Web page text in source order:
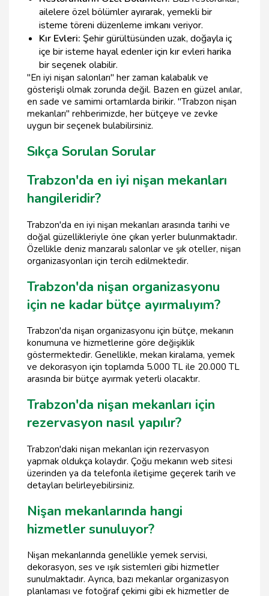
ailelere özel bölümler ayırarak, yemekli bir
isteme töreni düzenleme imkanı veriyor.
Kır Evleri: Şehir gürültüsünden uzak, doğayla iç
içe bir isteme hayal edenler için kır evleri harika
bir seçenek olabilir.
"En iyi nişan salonları" her zaman kalabalık ve
gösterişli olmak zorunda değil. Bazen en güzel anılar,
en sade ve samimi ortamlarda birikir. "Trabzon nişan
mekanları" rehberimizde, her bütçeye ve zevke
uygun bir seçenek bulabilirsiniz.
Sıkça Sorulan Sorular
Trabzon'da en iyi nişan mekanları
hangileridir?
Trabzon'da en iyi nişan mekanları arasında tarihi ve
doğal güzellikleriyle öne çıkan yerler bulunmaktadır.
Özellikle deniz manzaralı salonlar ve şık oteller, nişan
organizasyonları için tercih edilmektedir.
Trabzon'da nişan organizasyonu
için ne kadar bütçe ayırmalıyım?
Trabzon'da nişan organizasyonu için bütçe, mekanın
konumuna ve hizmetlerine göre değişiklik
göstermektedir. Genellikle, mekan kiralama, yemek
ve dekorasyon için toplamda 5.000 TL ile 20.000 TL
arasında bir bütçe ayırmak yeterli olacaktır.
Trabzon'da nişan mekanları için
rezervasyon nasıl yapılır?
Trabzon'daki nişan mekanları için rezervasyon
yapmak oldukça kolaydır. Çoğu mekanın web sitesi
üzerinden ya da telefonla iletişime geçerek tarih ve
detayları belirleyebilirsiniz.
Nişan mekanlarında hangi
hizmetler sunuluyor?
Nişan mekanlarında genellikle yemek servisi,
dekorasyon, ses ve ışık sistemleri gibi hizmetler
sunulmaktadır. Ayrıca, bazı mekanlar organizasyon
planlaması ve fotoğraf çekimi gibi ek hizmetler de